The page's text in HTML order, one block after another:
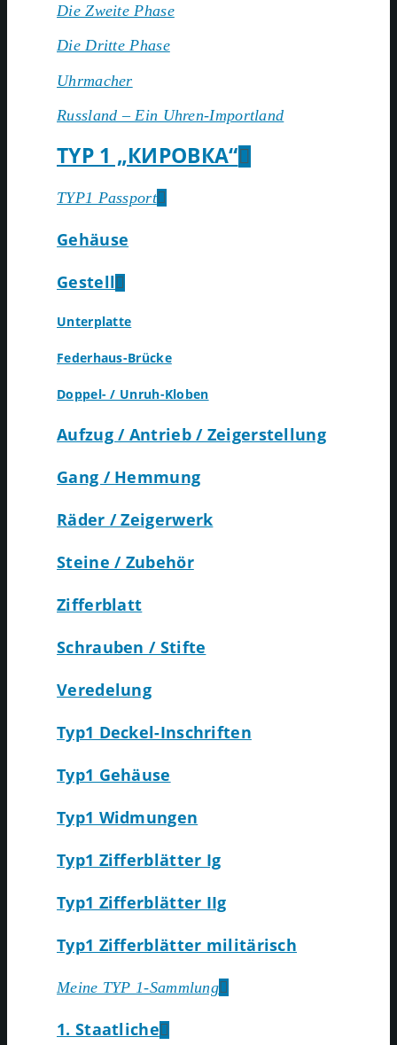
Die Zweite Phase
Die Dritte Phase
Uhrmacher
Russland – Ein Uhren-Importland
TYP 1 „КИРОВКА“
TYP1 Passport
Gehäuse
Gestell
Unterplatte
Federhaus-Brücke
Doppel- / Unruh-Kloben
Aufzug / Antrieb / Zeigerstellung
Gang / Hemmung
Räder / Zeigerwerk
Steine / Zubehör
Zifferblatt
Schrauben / Stifte
Veredelung
Typ1 Deckel-Inschriften
Typ1 Gehäuse
Typ1 Widmungen
Typ1 Zifferblätter Ig
Typ1 Zifferblätter IIg
Typ1 Zifferblätter militärisch
Meine TYP 1-Sammlung
1. Staatliche